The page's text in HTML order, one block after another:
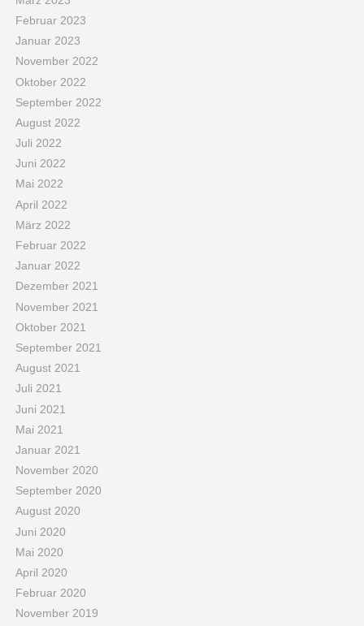
Februar 2023
Januar 2023
November 2022
Oktober 2022
September 2022
August 2022
Juli 2022
Juni 2022
Mai 2022
April 2022
März 2022
Februar 2022
Januar 2022
Dezember 2021
November 2021
Oktober 2021
September 2021
August 2021
Juli 2021
Juni 2021
Mai 2021
Januar 2021
November 2020
September 2020
August 2020
Juni 2020
Mai 2020
April 2020
Februar 2020
November 2019